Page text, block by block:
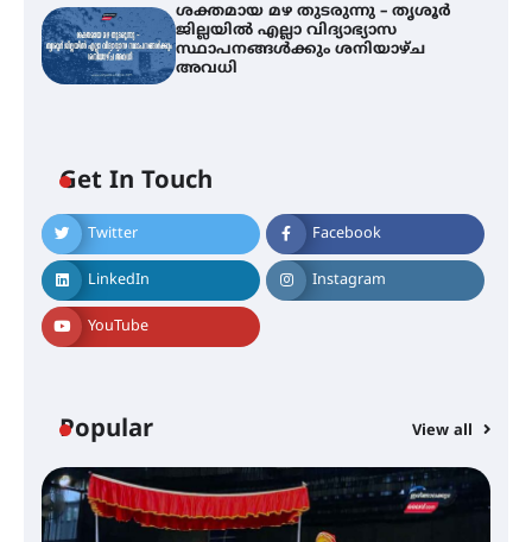
ശക്തമായ മഴ തുടരുന്നു – തൃശൂർ
ജില്ലയിൽ എല്ലാ വിദ്യാഭ്യാസ
സ്ഥാപനങ്ങൾക്കും ശനിയാഴ്ച
അവധി
Get In Touch
Twitter Facebook
LinkedIn Instagram
YouTube
Popular View all
ഐ.ടി.യു. ബാങ്കിലെ
നിക്ഷേപകർക്ക് പണം തിരികെ
ലഭ്യമാക്കാൻ കേന്ദ്ര-കേരള
സർക്കാരുകൾ അടിയന്തരമായി
ഇടപെടണമെന്ന് ഐ.ടി.യു. ബാങ്ക്
നിക്ഷേപക സംരക്ഷണ സമിതി
ശക്തമായ കാറ്റിന് സാധ്യത –
ജില്ലയിൽ എല്ലാ വിദ്യാഭ്യാസ
സ്ഥാപനങ്ങൾക്കും ശനിയാഴ്ച
അവധി